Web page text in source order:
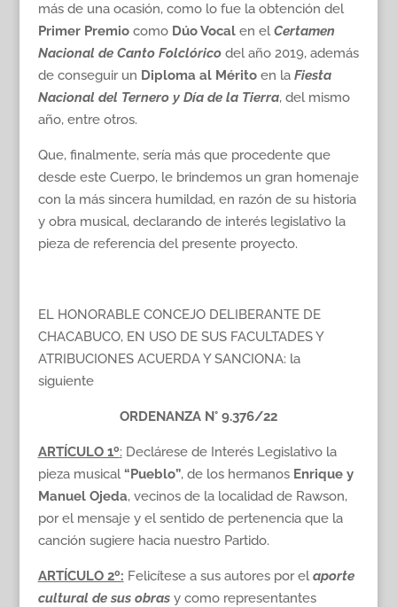
más de una ocasión, como lo fue la obtención del
Primer Premio como Dúo Vocal en elCertamen
Nacional de Canto Folclórico del año 2019, además
de conseguir un Diploma al Mérito en la Fiesta
Nacional del Ternero y Día de la Tierra, del mismo
año, entre otros.
Que, finalmente, sería más que procedente que
desde este Cuerpo, le brindemos un gran homenaje
con la más sincera humildad, en razón de su historia
y obra musical, declarando de interés legislativo la
pieza de referencia del presente proyecto.
EL HONORABLE CONCEJO DELIBERANTE DE
CHACABUCO, EN USO DE SUS FACULTADES Y
ATRIBUCIONES ACUERDA Y SANCIONA: la
siguiente
ORDENANZA N° 9.376/22
ARTÍCULO 1º: Declárese de Interés Legislativo la
pieza musical“Pueblo”, de los hermanos Enrique y
Manuel Ojeda, vecinos de la localidad de Rawson,
por el mensaje y el sentido de pertenencia que la
canción sugiere hacia nuestro Partido.
ARTÍCULO 2º: Felicítese a sus autores por elaporte
cultural de sus obras y como representantes